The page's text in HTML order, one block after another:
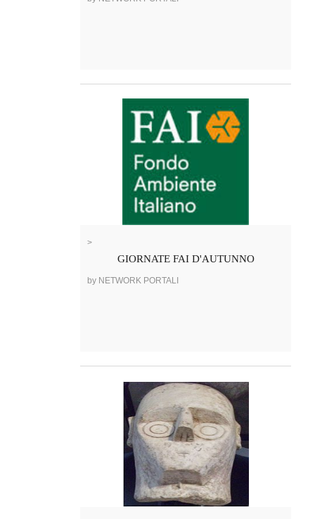
>
GIORNATE FAI D'AUTUNNO
by NETWORK PORTALI